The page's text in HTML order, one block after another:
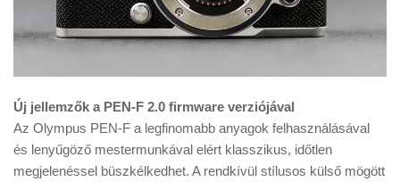
Új jellemzők a PEN-F 2.0 firmware verziójával
Az Olympus PEN-F a legfinomabb anyagok felhasználásával
és lenyűgöző mestermunkával elért klasszikus, időtlen
megjelenéssel büszkélkedhet. A rendkívül stílusos külső mögött